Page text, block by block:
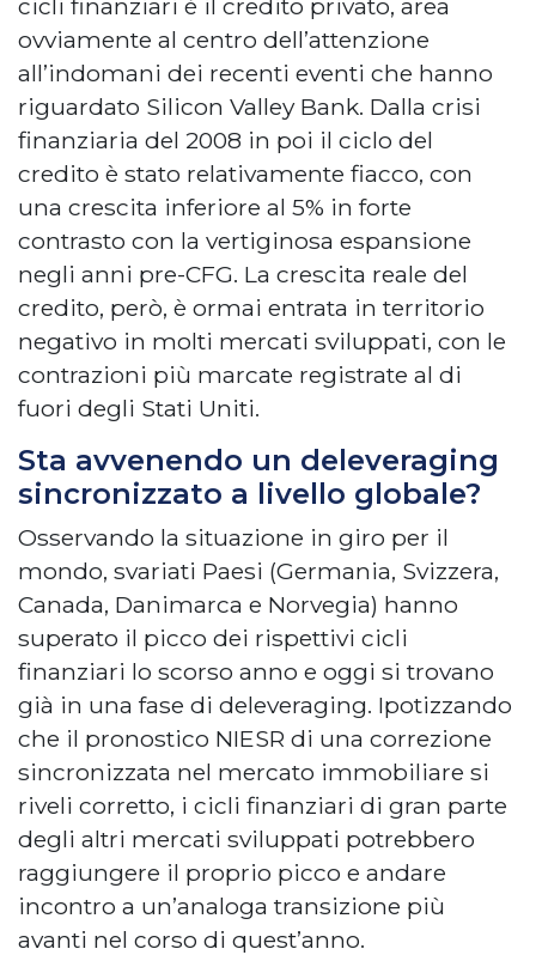
ovviamente al centro dell’attenzione
all’indomani dei recenti eventi che hanno
riguardato Silicon Valley Bank. Dalla crisi
finanziaria del 2008 in poi il ciclo del
credito è stato relativamente fiacco, con
una crescita inferiore al 5% in forte
contrasto con la vertiginosa espansione
negli anni pre-CFG. La crescita reale del
credito, però, è ormai entrata in territorio
negativo in molti mercati sviluppati, con le
contrazioni più marcate registrate al di
fuori degli Stati Uniti.
Sta avvenendo un deleveraging
sincronizzato a livello globale?
Osservando la situazione in giro per il
mondo, svariati Paesi (Germania, Svizzera,
Canada, Danimarca e Norvegia) hanno
superato il picco dei rispettivi cicli
finanziari lo scorso anno e oggi si trovano
già in una fase di deleveraging. Ipotizzando
che il pronostico NIESR di una correzione
sincronizzata nel mercato immobiliare si
riveli corretto, i cicli finanziari di gran parte
degli altri mercati sviluppati potrebbero
raggiungere il proprio picco e andare
incontro a un’analoga transizione più
avanti nel corso di quest’anno.